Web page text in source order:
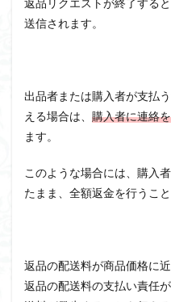
返品リクエストが終了する
送信されます。
出品者または購入者が支払
える場合は、 購入者に連絡
ます。
このような場合には、購入
たまま、全額返金を行うこと
返品の配送料が商品価格に
返品の配送料の支払い責任